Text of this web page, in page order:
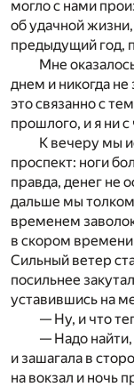
могло с нами
об удачной
предыдущий год,
Мне
днем и никогда
это связанно с
прошлого, и я ни
К вечеру мы
проспект: ноги
правда, денег не
дальше мы
временем
в скором
Сильный ветер
посильнее
уставившись на
— Ну, и что
— Надо
и зашагала в
на вокзал и ночь